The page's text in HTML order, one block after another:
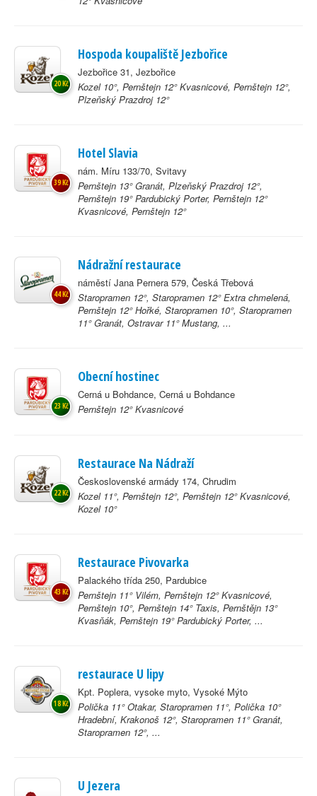
Hospoda koupaliště Jezbořice
Jezbořice 31, Jezbořice
Kozel 10°, Pernštejn 12° Kvasnicové, Pernštejn 12°,
Plzeňský Prazdroj 12°
20 Kč
Hotel Slavia
nám. Míru 133/70, Svitavy
Pernštejn 13° Granát, Plzeňský Prazdroj 12°,
Pernštejn 19° Pardubický Porter, Pernštejn 12°
Kvasnicové, Pernštejn 12°
39 Kč
Nádražní restaurace
náměstí Jana Pernera 579, Česká Třebová
Staropramen 12°, Staropramen 12° Extra chmelená,
Pernštejn 12° Hořké, Staropramen 10°, Staropramen
11° Granát, Ostravar 11° Mustang, ...
44 Kč
Obecní hostinec
Cerná u Bohdance, Cerná u Bohdance
Pernštejn 12° Kvasnicové
23 Kč
Restaurace Na Nádraží
Československé armády 174, Chrudim
Kozel 11°, Pernštejn 12°, Pernštejn 12° Kvasnicové,
Kozel 10°
22 Kč
Restaurace Pivovarka
Palackého třída 250, Pardubice
Pernštejn 11° Vilém, Pernštejn 12° Kvasnicové,
Pernštejn 10°, Pernštejn 14° Taxis, Pernštějn 13°
Kvasňák, Pernštejn 19° Pardubický Porter, ...
43 Kč
restaurace U lipy
Kpt. Poplera, vysoke myto, Vysoké Mýto
Polička 11° Otakar, Staropramen 11°, Polička 10°
Hradební, Krakonoš 12°, Staropramen 11° Granát,
Staropramen 12°, ...
18 Kč
U Jezera